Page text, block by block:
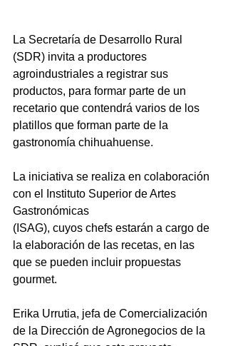
La Secretaría de Desarrollo Rural
(SDR) invita a productores
agroindustriales a registrar sus
productos, para formar parte de un
recetario que contendrá varios de los
platillos que forman parte de la
gastronomía chihuahuense.
La iniciativa se realiza en colaboración
con el Instituto Superior de Artes
Gastronómicas
(ISAG), cuyos chefs estarán a cargo de
la elaboración de las recetas, en las
que se pueden incluir propuestas
gourmet.
Erika Urrutia, jefa de Comercialización
de la Dirección de Agronegocios de la